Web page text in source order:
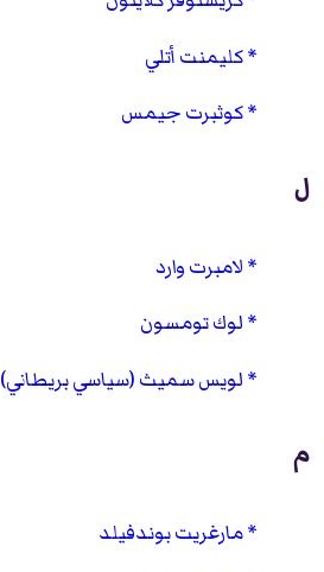
كليمنت أتلي
كوثبرت جيمس
ل
لامبرت وارد
لوك تومسون
لويس سميث (سياسي بريطاني)
م
مارغريت بوندفيلد